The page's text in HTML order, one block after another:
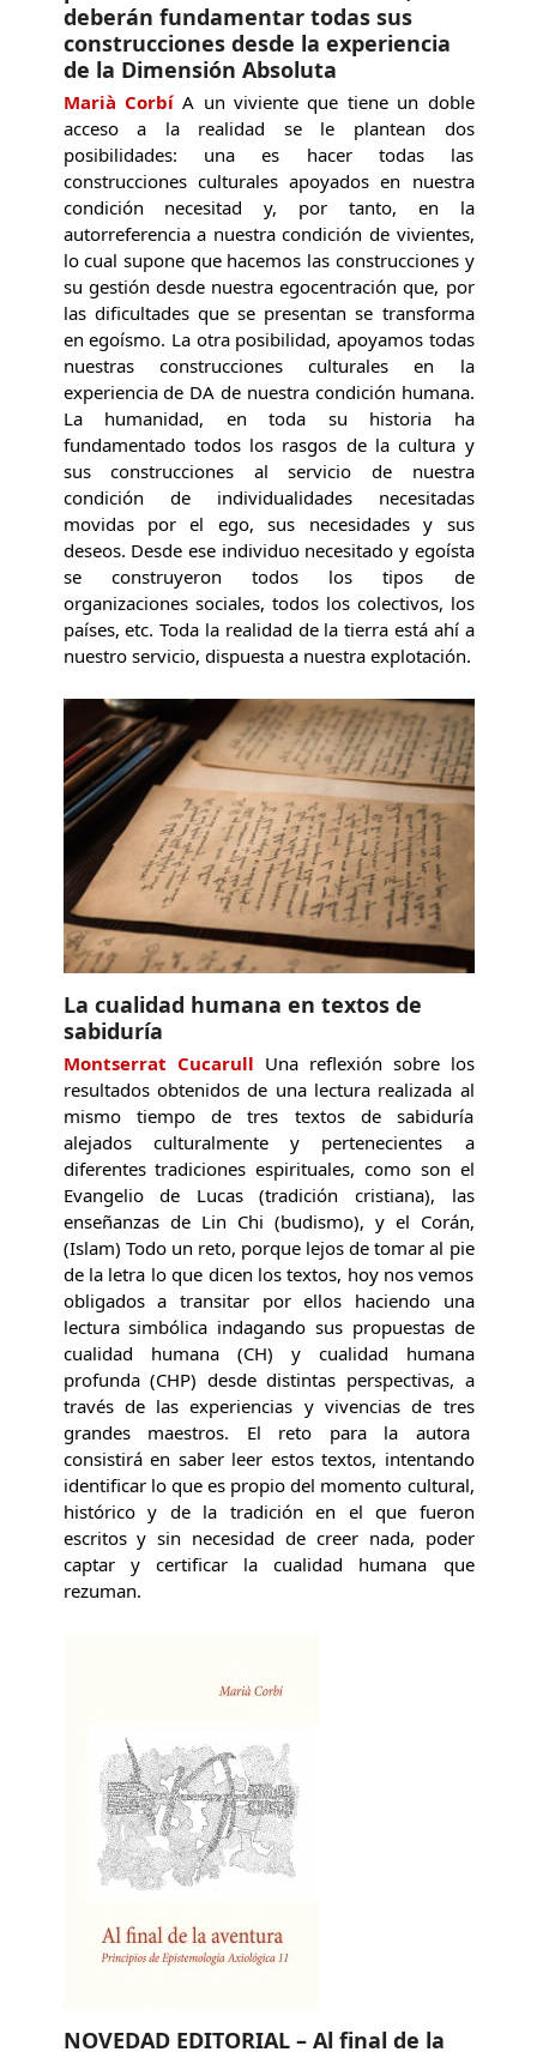
deberán fundamentar todas sus
construcciones desde la experiencia
de la Dimensión Absoluta
Marià CorbíA un viviente que tiene un doble
acceso a la realidad se le plantean dos
posibilidades: una es hacer todas las
construcciones culturales apoyados en nuestra
condición necesitad y, por tanto, en la
autorreferencia a nuestra condición de vivientes,
lo cual supone que hacemos las construcciones y
su gestión desde nuestra egocentración que, por
las dificultades que se presentan se transforma
en egoísmo. La otra posibilidad, apoyamos todas
nuestras construcciones culturales en la
experiencia de DA de nuestra condición humana.
La humanidad, en toda su historia ha
fundamentado todos los rasgos de la cultura y
sus construcciones al servicio de nuestra
condición de individualidades necesitadas
movidas por el ego, sus necesidades y sus
deseos. Desde ese individuo necesitado y egoísta
se construyeron todos los tipos de
organizaciones sociales, todos los colectivos, los
países, etc. Toda la realidad de la tierra está ahí a
nuestro servicio, dispuesta a nuestra explotación.
La cualidad humana en textos de
sabiduría
Montserrat Cucarull Una reflexión sobre los
resultados obtenidos de una lectura realizada al
mismo tiempo de tres textos de sabiduría
alejados culturalmente y pertenecientes a
diferentes tradiciones espirituales, como son el
Evangelio de Lucas (tradición cristiana), las
enseñanzas de Lin Chi (budismo), y el Corán,
(Islam) Todo un reto, porque lejos de tomar al pie
de la letra lo que dicen los textos, hoy nos vemos
obligados a transitar por ellos haciendo una
lectura simbólica indagando sus propuestas de
cualidad humana (CH) y cualidad humana
profunda (CHP) desde distintas perspectivas, a
través de las experiencias y vivencias de tres
grandes maestros. El reto para la autora
consistirá en saber leer estos textos, intentando
identificar lo que es propio del momento cultural,
histórico y de la tradición en el que fueron
escritos y sin necesidad de creer nada, poder
captar y certificar la cualidad humana que
rezuman.
NOVEDAD EDITORIAL – Al final de la